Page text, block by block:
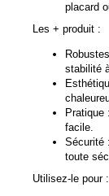
placard
Les + produit :
stabilité
Pratique
facile.
Sécurité
toute
Utilisez-le pour :